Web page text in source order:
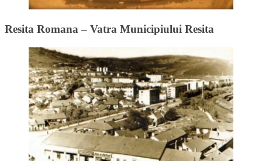
Resita Romana – Vatra Municipiului Resita